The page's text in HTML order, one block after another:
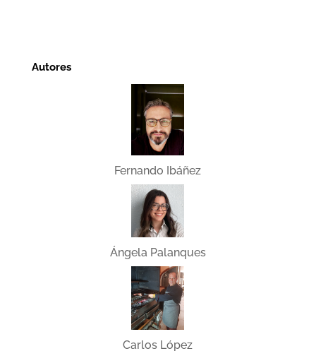
Autores
Fernando Ibáñez
Ángela Palanques
Carlos López